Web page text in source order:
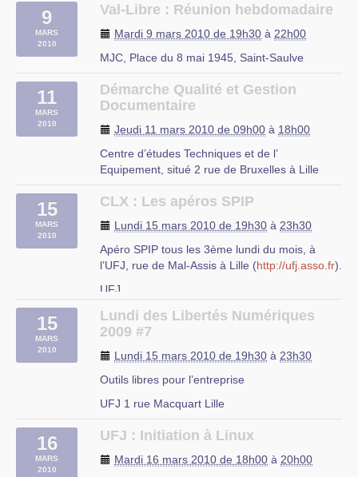
– Découverte des logiciels libres
– Installation d’une distribution Linux
– Le mode console
rue du Mal Assis, Lille
9
MARS
2010
Val-Libre : Réunion hebdomadaire
Mardi 9 mars 2010 de 19h30 à 22h00
MJC, Place du 8 mai 1945, Saint-Saulve
11
MARS
2010
Démarche Qualité et Gestion
Documentaire
Jeudi 11 mars 2010 de 09h00 à 18h00
Centre d’études Techniques et de l’
Equipement, situé 2 rue de Bruxelles à Lille
15
MARS
2010
CLX : Les apéros SPIP
Lundi 15 mars 2010 de 19h30 à 23h30
Apéro SPIP tous les 3ème lundi du mois, à
l’UFJ, rue de Mal-Assis à Lille (http://ufj.asso.fr).
UFJ
15
MARS
2010
Lundi des Libertés Numériques
2009 #7
Lundi 15 mars 2010 de 19h30 à 23h30
Outils libres pour l’entreprise
UFJ 1 rue Macquart Lille
16
MARS
2010
UFJ : Initiation à Linux
Mardi 16 mars 2010 de 18h00 à 20h00